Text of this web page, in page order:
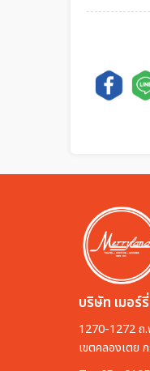
บริษัท เมอร์
1270-1272 ถ
เขตคลองเตย